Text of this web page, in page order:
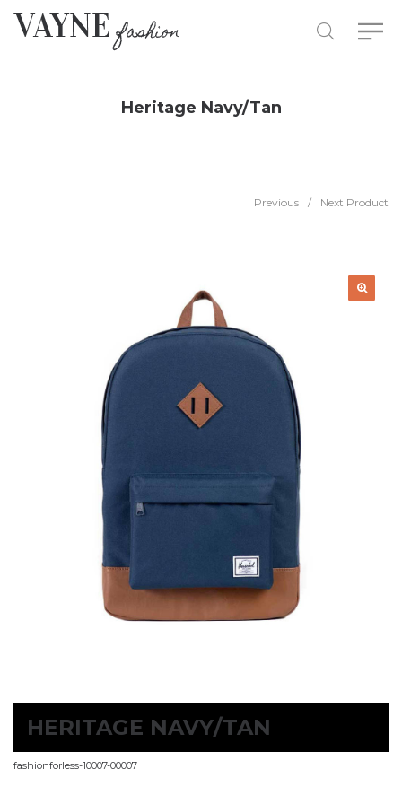
Heritage Navy/Tan
Previous / Next Product
HERITAGE NAVY/TAN
fashionforless-10007-00007